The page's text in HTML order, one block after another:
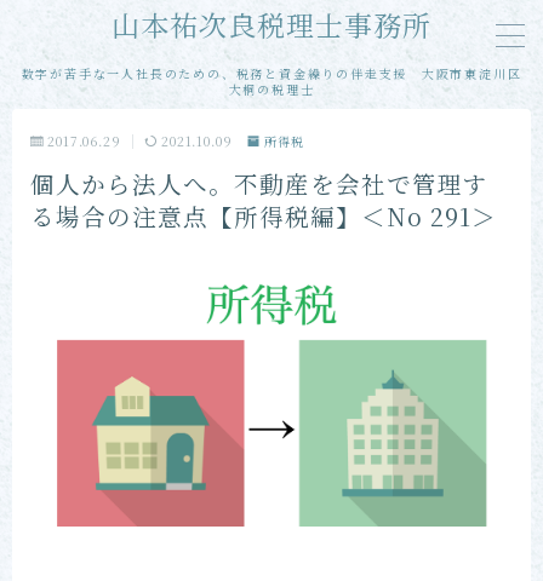
山本祐次良税理士事務所
数字が苦手な一人社長のための、税務と資金繰りの伴走支援 大阪市東淀川区
大桐の税理士
MENU
単発・スポット相談
単発・スポット申告
お客様の声
プロフィール
2017.06.29 2021.10.09 所得税
個人から法人へ。不動産を会社で管理す
る場合の注意点【所得税編】＜No 291＞